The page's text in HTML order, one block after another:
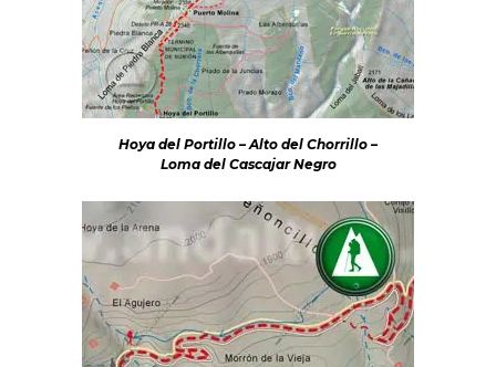
Hoya del Portillo – Alto del Chorrillo –
Loma del Cascajar Negro